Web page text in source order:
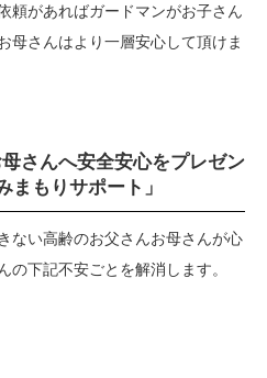
頼があればガードマンがお子さん
母さんはより一層安心して頂けま
さんへ安全安心をプレゼン
まもりサポート」
ない高齢のお父さんお母さんが心
の下記不安ごとを解消します。